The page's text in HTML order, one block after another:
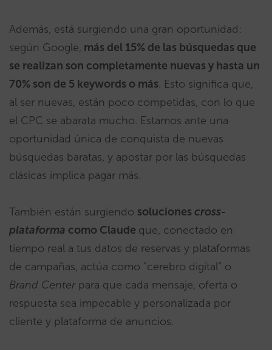
Además, está surgiendo una gran oportunidad:
según Google, más del 15% de las búsquedas que
se realizan son completamente nuevas y hasta un
70% son de 5 keywords o más. Esto significa que,
al ser nuevas, están poco competidas, con lo que
el CPC se abarata mucho. Estamos ante una
oportunidad única de conquista de nuevas
búsquedas baratas, y apostar por las búsquedas
clásicas implica pagar más.
También están surgiendo soluciones cross-
plataforma como Claude que, conectado en
tiempo real a tus datos de reservas y plataformas
de campañas, actúa como “cerebro digital” o
Brand Centerpara que cada mensaje, oferta o
respuesta sea impecable y personalizada por
cliente y plataforma de anuncios.